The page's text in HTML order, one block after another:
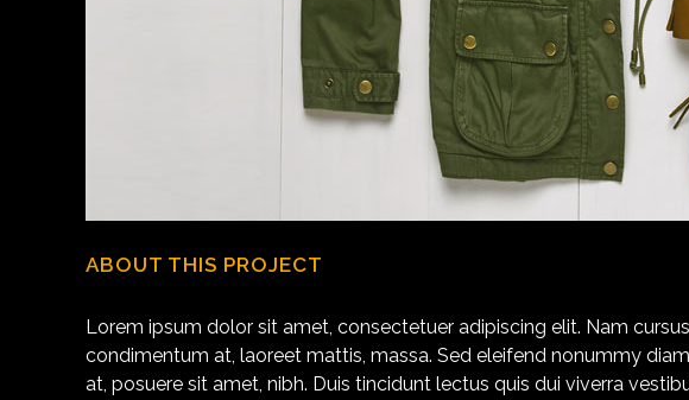
ABOUT THIS PROJECT
Lorem ipsum dolor sit amet, consectetuer adipiscing elit. Nam
condimentum at, laoreet mattis, massa. Sed eleifend nonummy
at, posuere sit amet, nibh. Duis tincidunt lectus quis dui viverra